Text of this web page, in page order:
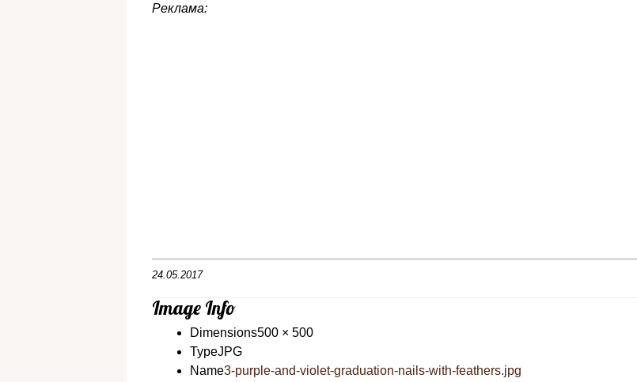
Реклама:
24.05.2017
Image Info
Dimensions500 × 500
TypeJPG
Name3-purple-and-violet-graduation-nails-with-feathers.jpg